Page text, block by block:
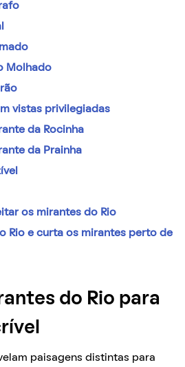
Molhado
vistas privilegiadas
da Rocinha
da Prainha
os mirantes do Rio
Rio e curta os mirantes perto de
do Rio para
paisagens distintas para